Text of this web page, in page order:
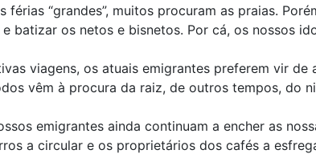
férias “grandes”, muitos procuram as praias.
batizar os netos e bisnetos. Por cá, os nossos
viagens, os atuais emigrantes preferem vir
vêm à procura da raiz, de outros tempos, do
emigrantes ainda continuam a encher as
a circular e os proprietários dos cafés a